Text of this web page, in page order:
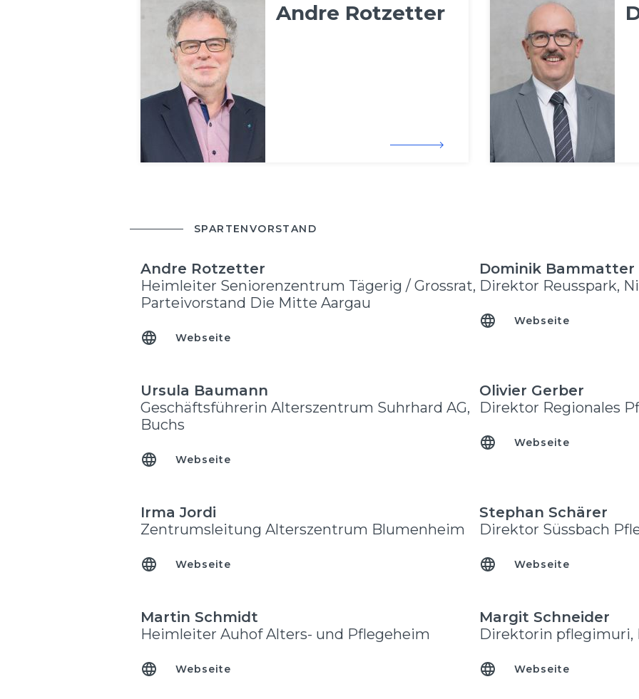
Andre Rotzetter
SPARTENVORSTAND
Andre Rotzetter
Heimleiter Seniorenzentrum Tägerig / Grossrat,
Parteivorstand Die Mitte Aargau
Webseite
Dominik Bammatter
Direktor Reusspark,
Webseite
Ursula Baumann
Geschäftsführerin Alterszentrum Suhrhard AG,
Buchs
Webseite
Olivier Gerber
Direktor Regionales
Webseite
Irma Jordi
Zentrumsleitung Alterszentrum Blumenheim
Webseite
Stephan Schärer
Direktor Süssbach
Webseite
Martin Schmidt
Heimleiter Auhof Alters- und Pflegeheim
Webseite
Margit Schneider
Direktorin pflegimuri,
Webseite